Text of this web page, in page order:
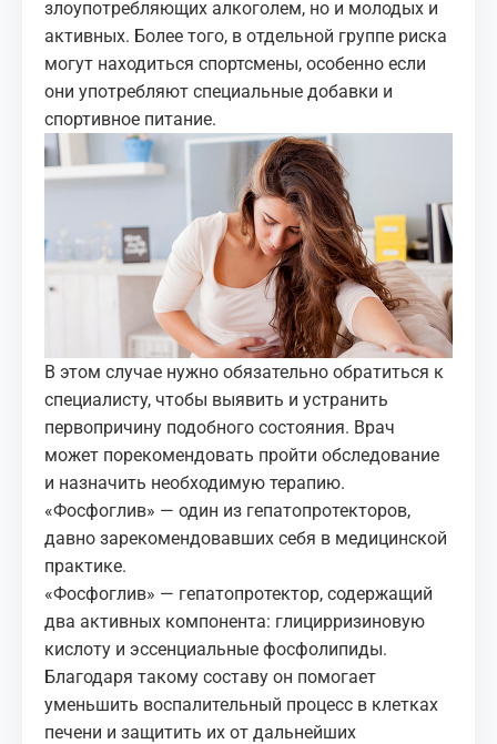
злоупотребляющих алкоголем, но и молодых и
активных. Более того, в отдельной группе риска
могут находиться спортсмены, особенно если
они употребляют специальные добавки и
спортивное питание.
В этом случае нужно обязательно обратиться к
специалисту, чтобы выявить и устранить
первопричину подобного состояния. Врач
может порекомендовать пройти обследование
и назначить необходимую терапию.
«Фосфоглив» — один из гепатопротекторов,
давно зарекомендовавших себя в медицинской
практике.
«Фосфоглив» — гепатопротектор, содержащий
два активных компонента: глицирризиновую
кислоту и эссенциальные фосфолипиды.
Благодаря такому составу он помогает
уменьшить воспалительный процесс в клетках
печени и защитить их от дальнейших